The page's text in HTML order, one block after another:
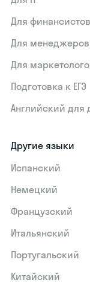
Для финансистов
Для менеджеров
Для
Подготовка к ЕГЭ
Английский для
Другие языки
Испанский
Немецкий
Французский
Итальянский
Португальский
Китайский